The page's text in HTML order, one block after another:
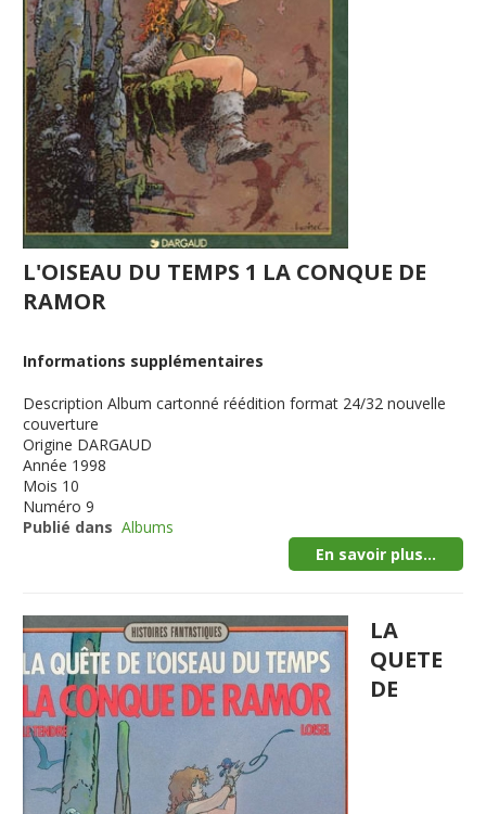
L'OISEAU DU TEMPS 1 LA CONQUE DE
RAMOR
Informations supplémentaires
Description Album cartonné réédition format 24/32 nouvelle
couverture
Origine DARGAUD
Année 1998
Mois 10
Numéro 9
Publié dans Albums
En savoir plus...
LA
QUETE
DE